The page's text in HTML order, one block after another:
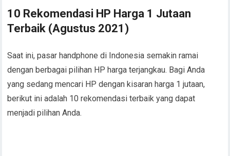
10 Rekomendasi HP Harga 1 Jutaan
Terbaik (Agustus 2021)
Saat ini, pasar handphone di Indonesia semakin ramai
dengan berbagai pilihan HP harga terjangkau. Bagi Anda
yang sedang mencari HP dengan kisaran harga 1 jutaan,
berikut ini adalah 10 rekomendasi terbaik yang dapat
menjadi pilihan Anda.